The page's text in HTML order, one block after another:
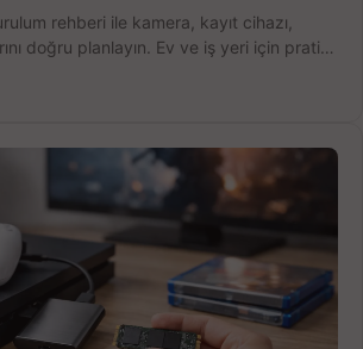
rehberi ile kamera, kayıt cihazı,
doğru planlayın. Ev ve iş yeri için pratik